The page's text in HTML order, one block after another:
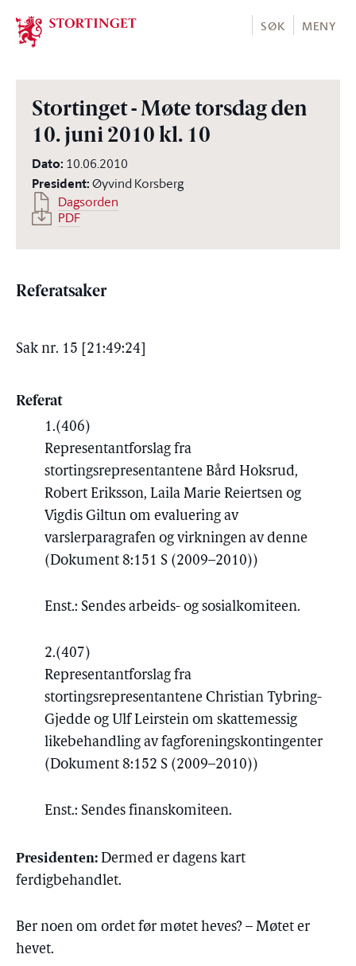
Stortinget.no
SØK MENY
Stortinget - Møte torsdag den
10. juni 2010 kl. 10
Dato: 10.06.2010
President:Øyvind Korsberg
Dagsorden
PDF
Referatsaker
Sak nr. 15 [21:49:24]
Referat
1.(406)
Representantforslag fra
stortingsrepresentantene Bård Hoksrud,
Robert Eriksson, Laila Marie Reiertsen og
Vigdis Giltun om evaluering av
varslerparagrafen og virkningen av denne
(Dokument 8:151 S (2009–2010))
Enst.: Sendes arbeids- og sosialkomiteen.
2.(407)
Representantforslag fra
stortingsrepresentantene Christian Tybring-
Gjedde og Ulf Leirstein om skattemessig
likebehandling av fagforeningskontingenter
(Dokument 8:152 S (2009–2010))
Enst.: Sendes finanskomiteen.
Presidenten: Dermed er dagens kart
ferdigbehandlet.
Ber noen om ordet før møtet heves? – Møtet er
hevet.